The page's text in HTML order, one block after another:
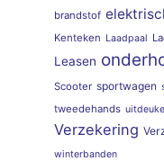
brandstof
Kenteken Laadpaal
Leasen
Scooter sportwagen
tweedehands
Verzekering
winterbanden